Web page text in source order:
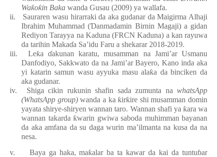
Waƙoƙin Baka wanda Gusau (2009) ya wallafa.
ii.
Sauraren wasu hirarraki da aka gudanar da Maigirma Alhaji
Ibrahim Muhammad (Ɗanmadamin Birnin Magaji) a gidan
Rediyon Tarayya na Kaduna (FRCN Kaduna) a kan rayuwa
da tarihin Makaɗa Sa’idu Faru a shekarar 2018-2019.
iii.
Leƙa ɗakunan karatu, musamman na Jami’ar Usmanu
Danfodiyo, Sakkwato da na Jami’ar Bayero, Kano inda aka
yi katarin samun wasu ayyuka masu alaƙa da binciken da
aka gudanar.
iv.
Shiga cikin rukunin shafin sada zumunta na whatsApp
(WhatsApp group)wanda a ka ƙirƙire shi musamman domin
yayata shirye-shiryen wannan taro. Wannan shafi ya ƙara wa
wannan takarda ƙwarin gwiwa saboda muhimman bayanan
da aka amfana da su daga wurin ma’ilmanta na kusa da na
nesa.
v.
Baya ga haka, maƙalar ba ta kawar da kai da tuntuɓar